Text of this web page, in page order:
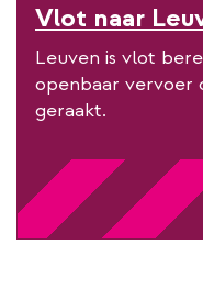
l
l
k
Vlot naar
Leuven is vlot
openbaar vervoer
geraakt.